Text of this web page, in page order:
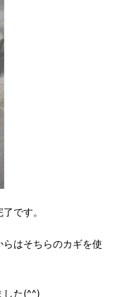
です。
はそちらのカギを使
した(^^)